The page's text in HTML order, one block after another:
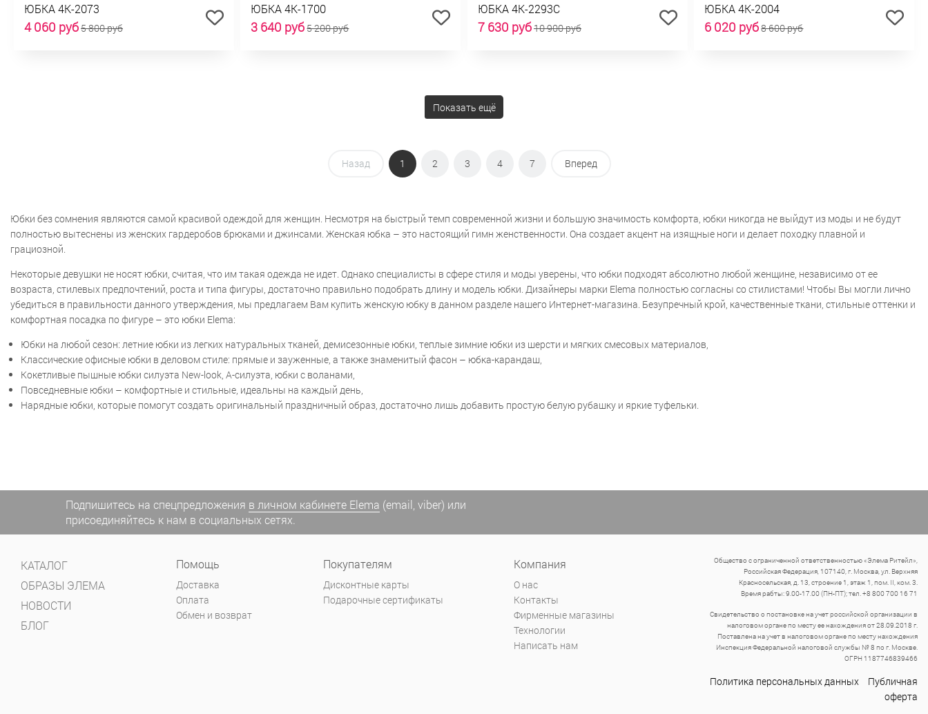
ЮБКА 4К-2073
4 060 руб5 800 руб
ЮБКА 4К-1700
3 640 руб5 200 руб
ЮБКА 4К-2293С
7 630 руб10 900 руб
ЮБКА 4К-2004
6 020 руб8 600 руб
Показать ещё
Назад 1 2 3 4 7 Вперед
Юбки без сомнения являются самой красивой одеждой для женщин. Несмотря на быстрый темп современной жизни и большую значимость комфорта, юбки никогда не выйдут из моды и не будут
полностью вытеснены из женских гардеробов брюками и джинсами. Женская юбка – это настоящий гимн женственности. Она создает акцент на изящные ноги и делает походку плавной и
грациозной.
Некоторые девушки не носят юбки, считая, что им такая одежда не идет. Однако специалисты в сфере стиля и моды уверены, что юбки подходят абсолютно любой женщине, независимо от ее
возраста, стилевых предпочтений, роста и типа фигуры, достаточно правильно подобрать длину и модель юбки. Дизайнеры марки Elema полностью согласны со стилистами! Чтобы Вы могли лично
убедиться в правильности данного утверждения, мы предлагаем Вам купить женскую юбку в данном разделе нашего Интернет-магазина. Безупречный крой, качественные ткани, стильные оттенки и
комфортная посадка по фигуре – это юбки Elema:
Юбки на любой сезон: летние юбки из легких натуральных тканей, демисезонные юбки, теплые зимние юбки из шерсти и мягких смесовых материалов,
Классические офисные юбки в деловом стиле: прямые и зауженные, а также знаменитый фасон – юбка-карандаш,
Кокетливые пышные юбки силуэта New-look, А-силуэта, юбки с воланами,
Повседневные юбки – комфортные и стильные, идеальны на каждый день,
Нарядные юбки, которые помогут создать оригинальный праздничный образ, достаточно лишь добавить простую белую рубашку и яркие туфельки.
Подпишитесь на спецпредложения в личном кабинете Elema (email, viber) или
присоединяйтесь к нам в социальных сетях.
КАТАЛОГ
ОБРАЗЫ ЭЛЕМА
НОВОСТИ
БЛОГ
Помощь
Доставка
Оплата
Обмен и возврат
Покупателям
Дисконтные карты
Подарочные сертификаты
Компания
О нас
Контакты
Фирменные магазины
Технологии
Написать нам
Общество с ограниченной ответственностью «Элема Ритейл»,
Российская Федерация, 107140, г. Москва, ул. Верхняя
Красносельская, д. 13, строение 1, этаж 1, пом. II, ком. 3.
Время рабты: 9.00-17.00 (ПН-ПТ); тел. +8 800 700 16 71
Свидетельство о постановке на учет российской организации в
налоговом органе по месту ее нахождения от 28.09.2018 г.
Поставлена на учет в налоговом органе по месту нахождения
Инспекция Федеральной налоговой службы № 8 по г. Москве.
ОГРН 1187746839466
Политика персональных данных
Публичная
оферта